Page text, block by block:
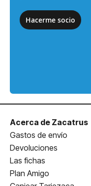
Hacerme socio
Acerca de Zacatrus
Gastos de envío
Devoluciones
Las fichas
Plan Amigo